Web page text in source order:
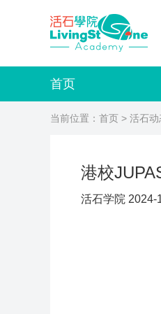
首页
当前位置： 首页 > 活石动
港校
活石学院 2024-